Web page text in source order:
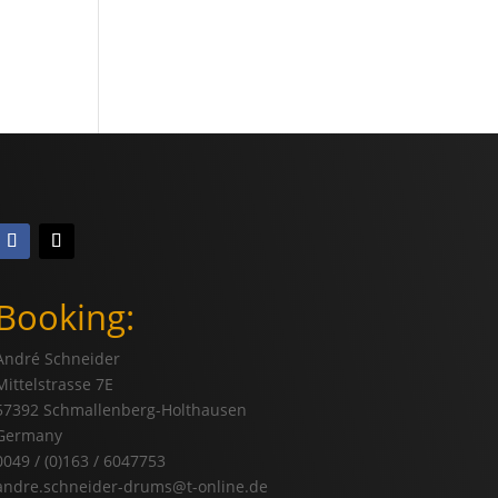
Schneider
7E
Schmallenberg-Holthausen
/ (0)163 / 6047753
drums@t-online.de